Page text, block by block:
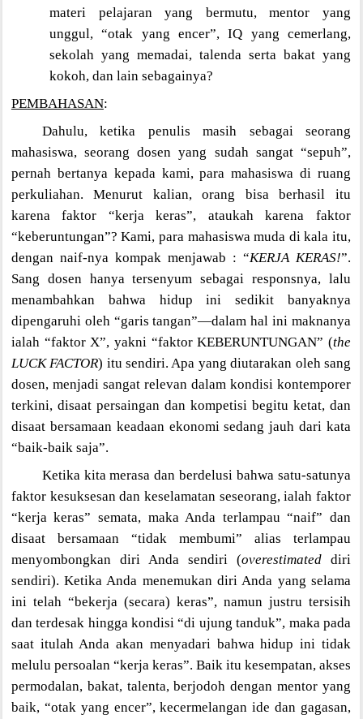
materi pelajaran yang bermutu, mentor yang
unggul, “otak yang encer”, IQ yang cemerlang,
sekolah yang memadai, talenda serta bakat yang
kokoh, dan lain sebagainya?
PEMBAHASAN:
Dahulu, ketika penulis masih sebagai seorang
mahasiswa, seorang dosen yang sudah sangat “sepuh”,
pernah bertanya kepada kami, para mahasiswa di ruang
perkuliahan. Menurut kalian, orang bisa berhasil itu
karena faktor “kerja keras”, ataukah karena faktor
“keberuntungan”? Kami, para mahasiswa muda di kala itu,
dengan naif-nya kompak menjawab : “KERJA KERAS!”.
Sang dosen hanya tersenyum sebagai responsnya, lalu
menambahkan bahwa hidup ini sedikit banyaknya
dipengaruhi oleh “garis tangan”—dalam hal ini maknanya
ialah “faktor X”, yakni “faktor KEBERUNTUNGAN” (the
LUCK FACTOR) itu sendiri. Apa yang diutarakan oleh sang
dosen, menjadi sangat relevan dalam kondisi kontemporer
terkini, disaat persaingan dan kompetisi begitu ketat, dan
disaat bersamaan keadaan ekonomi sedang jauh dari kata
“baik-baik saja”.
Ketika kita merasa dan berdelusi bahwa satu-satunya
faktor kesuksesan dan keselamatan seseorang, ialah faktor
“kerja keras” semata, maka Anda terlampau “naif” dan
disaat bersamaan “tidak membumi” alias terlampau
menyombongkan diri Anda sendiri (overestimateddiri
sendiri). Ketika Anda menemukan diri Anda yang selama
ini telah “bekerja (secara) keras”, namun justru tersisih
dan terdesak hingga kondisi “di ujung tanduk”, maka pada
saat itulah Anda akan menyadari bahwa hidup ini tidak
melulu persoalan “kerja keras”. Baik itu kesempatan, akses
permodalan, bakat, talenta, berjodoh dengan mentor yang
baik, “otak yang encer”, kecermelangan ide dan gagasan,